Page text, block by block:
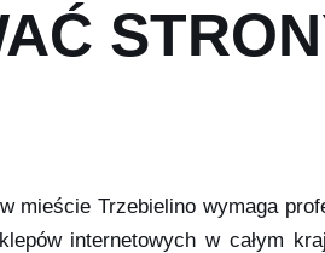
mieście Trzebielino wymaga
internetowych w całym